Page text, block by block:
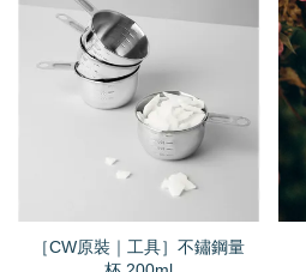
［CW原裝｜工具］不鏽鋼量